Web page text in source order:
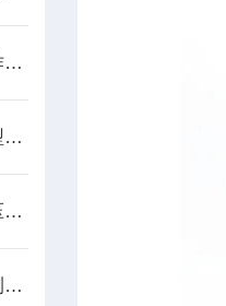
塑料球压痕硬度计的操作步骤与注意事项
落球回弹产品介绍及选型注意事项
干固体绝缘材料耐高电压、 小电流电弧放电的试验方法
开口闪点和闭口闪点的测试原理